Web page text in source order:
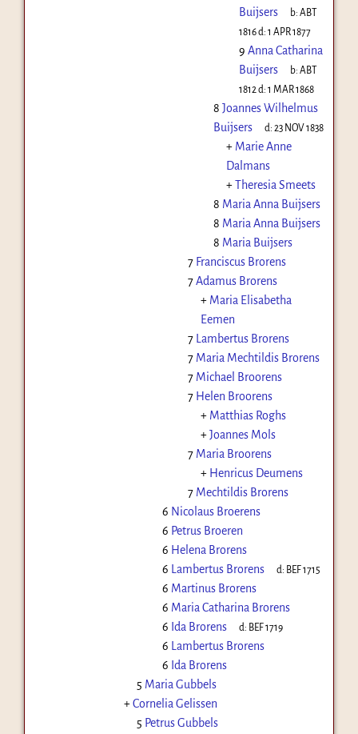
Buijsers
b:ABT
1816d: 1 APR 1877
9 Anna Catharina
Buijsers
b:ABT
1812 d: 1 MAR 1868
8 Joannes Wilhelmus
Buijsers
d:23 NOV 1838
+ Marie Anne
Dalmans
+Theresia Smeets
8 Maria Anna Buijsers
8 Maria Anna Buijsers
8 Maria Buijsers
7 Franciscus Brorens
7Adamus Brorens
+ Maria Elisabetha
Eemen
7 Lambertus Brorens
7 Maria Mechtildis Brorens
7 Michael Broorens
7 Helen Broorens
+ Matthias Roghs
+Joannes Mols
7 Maria Broorens
+ Henricus Deumens
7 Mechtildis Brorens
6 Nicolaus Broerens
6 Petrus Broeren
6 Helena Brorens
6 Lambertus Brorens d: BEF 1715
6 Martinus Brorens
6 Maria Catharina Brorens
6 Ida Brorens d: BEF 1719
6 Lambertus Brorens
6 Ida Brorens
5 Maria Gubbels
+Cornelia Gelissen
5 Petrus Gubbels